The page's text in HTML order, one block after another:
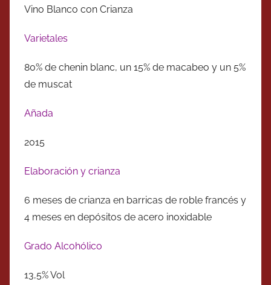
Vino Blanco con Crianza
Varietales
80% de chenin blanc, un 15% de macabeo y un 5%
de muscat
Añada
2015
Elaboración y crianza
6 meses de crianza en barricas de roble francés y
4 meses en depósitos de acero inoxidable
Grado Alcohólico
13,5% Vol